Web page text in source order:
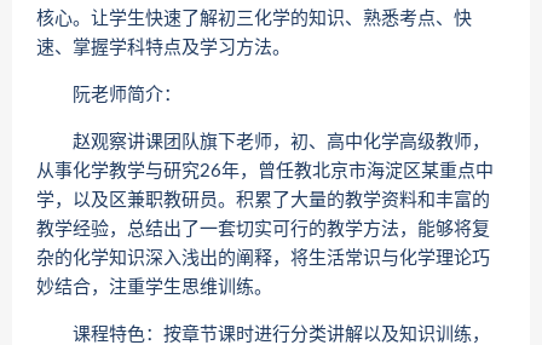
核心。让学生快速了解初三化学的知识、熟悉考点、快
速、掌握学科特点及学习方法。
阮老师简介：
赵观察讲课团队旗下老师，初、高中化学高级教师，
从事化学教学与研究26年，曾任教北京市海淀区某重点中
学，以及区兼职教研员。积累了大量的教学资料和丰富的
教学经验，总结出了一套切实可行的教学方法，能够将复
杂的化学知识深入浅出的阐释，将生活常识与化学理论巧
妙结合，注重学生思维训练。
课程特色：按章节课时进行分类讲解以及知识训练，